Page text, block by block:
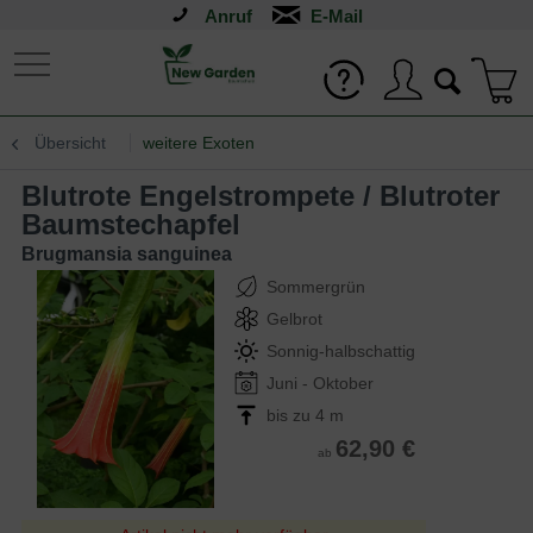
Anruf
Übersicht weitere Exoten
Blutrote Engelstrompete / Blutroter
Baumstechapfel
Brugmansia sanguinea
Sommergrün
Gelbrot
Sonnig-halbschattig
Juni - Oktober
bis zu 4 m
ab 62,90 €